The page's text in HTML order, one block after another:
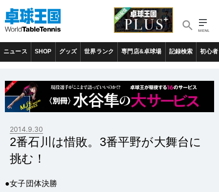
ニュース SHOP グッズ 世界ランク 専門店&卓球場 記録検索 初心者
2014.9.30
2番石川は惜敗。3番平野が大舞台に
挑む！
●女子団体決勝